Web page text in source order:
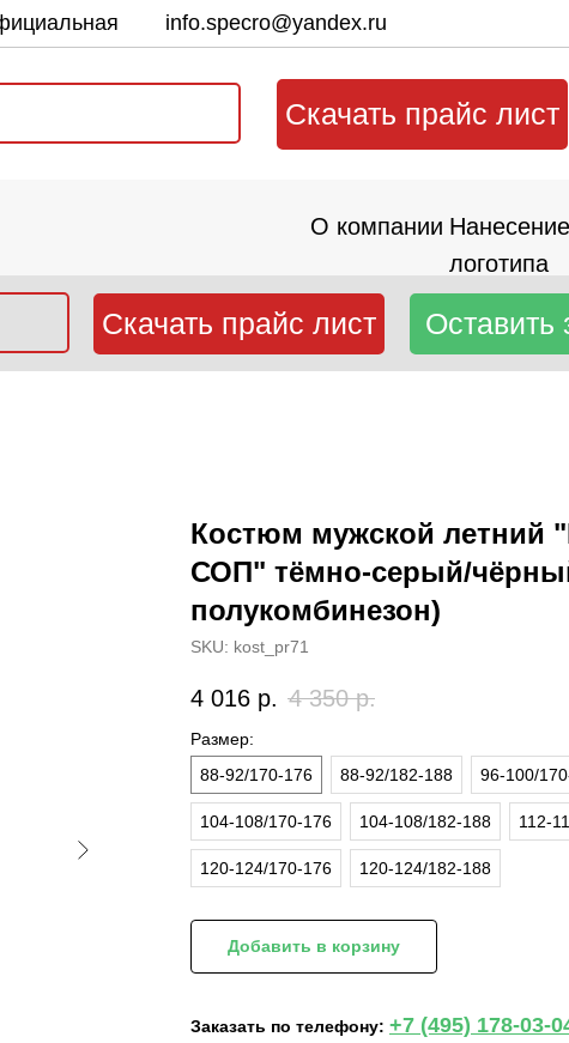
info.specro@yandex.ru
Скачать прайс лист
О компании Нанесение
логотипа
Оставить
Скачать прайс лист
Костюм мужской летний
СОП" тёмно-серый/
полукомбинезон)
SKU: kost_pr71
4 016 р. 4 350 р.
Размер:
88-92/170-176
88-92/182-188 96-100/
104-108/170-176 104-108/182-188 112-
120-124/170-176 120-124/182-188
Добавить в корзину
Заказать по телефону: +7 (495) 178-03-